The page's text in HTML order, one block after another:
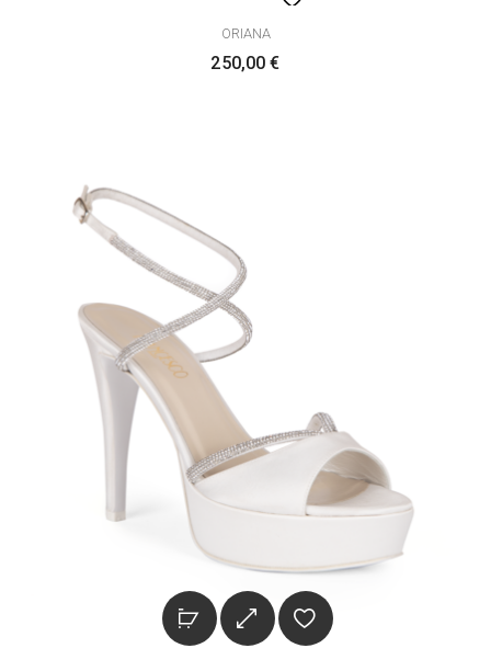
ORIANA
250,00€